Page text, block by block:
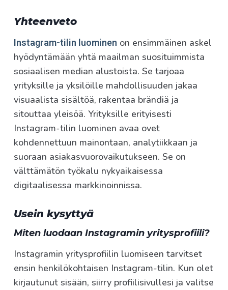
Yhteenveto
Instagram-tilin luominen on ensimmäinen askel
hyödyntämään yhtä maailman suosituimmista
sosiaalisen median alustoista. Se tarjoaa
yrityksille ja yksilöille mahdollisuuden jakaa
visuaalista sisältöä, rakentaa brändiä ja
sitouttaa yleisöä. Yrityksille erityisesti
Instagram-tilin luominen avaa ovet
kohdennettuun mainontaan, analytiikkaan ja
suoraan asiakasvuorovaikutukseen. Se on
välttämätön työkalu nykyaikaisessa
digitaalisessa markkinoinnissa.
Usein kysyttyä
Miten luodaan Instagramin yritysprofiili?
Instagramin yritysprofiilin luomiseen tarvitset
ensin henkilökohtaisen Instagram-tilin. Kun olet
kirjautunut sisään, siirry profiilisivullesi ja valitse